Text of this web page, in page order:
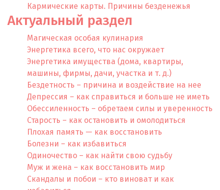
Кармические карты. Причины безденежья
Актуальный раздел
Магическая особая кулинария
Энергетика всего, что нас окружает
Энергетика имущества (дома, квартиры,
машины, фирмы, дачи, участка и т. д.)
Бездетность – причина и воздействие на нее
Депрессия – как справиться и больше не иметь
Обессиленность – обретаем силы и уверенность
Старость – как остановить и омолодиться
Плохая память — как восстановить
Болезни – как избавиться
Одиночество – как найти свою судьбу
Муж и жена – как восстановить мир
Скандалы и побои – кто виноват и как